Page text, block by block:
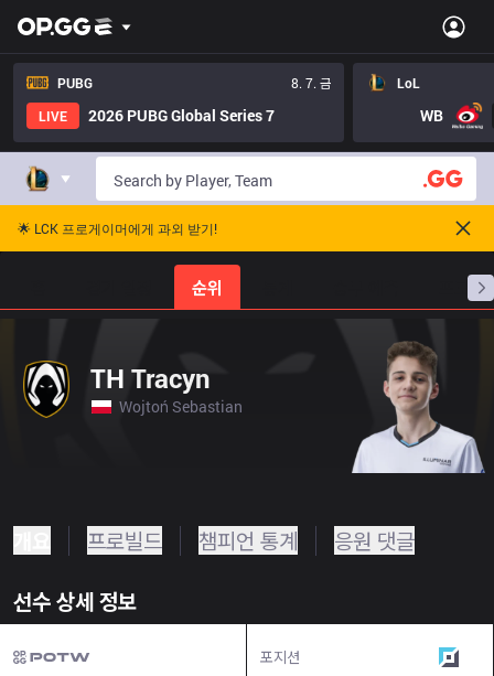
PUBG
8. 7. 금
LIVE
2026 PUBG Global Series 7
LoL
WB
🌟 LCK 프로게이머에게 과외 받기!
순위 프로빌
TH Tracyn
Wojtoń Sebastian
프로빌드 챔피언 통계 응원 댓글
선수 상세 정보
포지션